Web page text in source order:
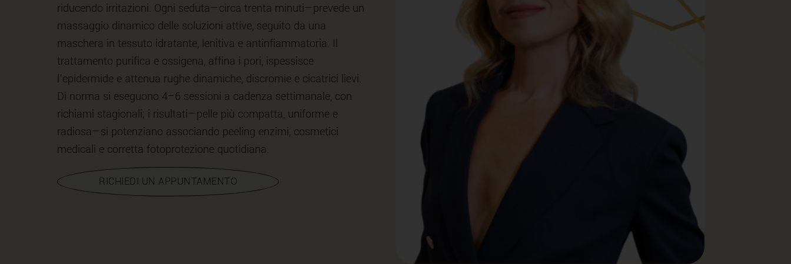
riducendo irritazioni. Ogni seduta—circa trenta minuti—prevede un
massaggio dinamico delle soluzioni attive, seguito da una
maschera in tessuto idratante, lenitiva e antinfiammatoria. Il
trattamento purifica e ossigena, affina i pori, ispessisce
l’epidermide e attenua rughe dinamiche, discromie e cicatrici lievi.
Di norma si eseguono 4–6 sessioni a cadenza settimanale, con
richiami stagionali; i risultati—pelle più compatta, uniforme e
radiosa—si potenziano associando peeling enzimi, cosmetici
medicali e corretta fotoprotezione quotidiana.
RICHIEDI UN APPUNTAMENTO